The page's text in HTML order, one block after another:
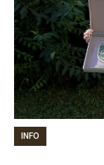
INFO